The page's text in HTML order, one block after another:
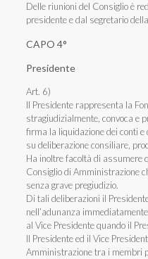
Delle riunioni del Consiglio è
presidente e dal segretario
CAPO 4°
Presidente
Art. 6)
Il Presidente rappresenta la
stragiudizialmente, convoca e
firma la liquidazione dei conti
su deliberazione consiliare,
Ha inoltre facoltà di assumere
Consiglio di Amministrazione
senza grave pregiudizio.
Di tali deliberazioni il
nell’adunanza
al Vice Presidente quando il
Il Presidente ed il Vice
Amministrazione tra i membri